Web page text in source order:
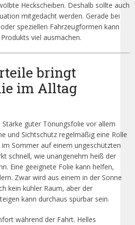
Heckscheiben. Deshalb sollte auch
mitgedacht werden. Gerade bei
speziellen Fahrzeugformen kann
viel ausmachen.
bringt
im Alltag
Stärke guter Tönungsfolie vor allem
und Sichtschutz regelmäßig eine Rolle
im Sommer auf einem ungeschützten
schnell, wie unangenehm heiß der
Eine geeignete Folie kann helfen,
Zwar wird aus einem in der Sonne
kein kühler Raum, aber der
kann durchaus spürbar sein.
während der Fahrt. Helles